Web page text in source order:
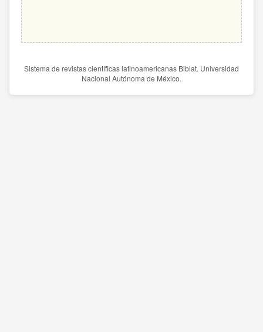
Sistema de revistas científicas latinoamericanas Biblat. Universidad
Nacional Autónoma de México.